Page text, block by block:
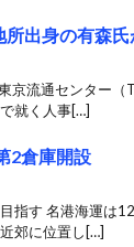
出身の有森氏
京流通センター
就く人事[…]
2倉庫開設
指す 名港海運は
郊に位置し[…]